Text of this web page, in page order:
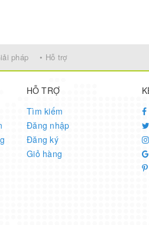
pháp • Hỗ trợ
HỖ TRỢ
Tìm kiếm
Đăng nhập
Đăng ký
Giỏ hàng